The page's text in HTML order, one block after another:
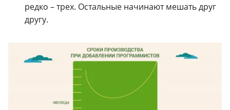
редко – трех. Остальные начинают мешать друг
другу.